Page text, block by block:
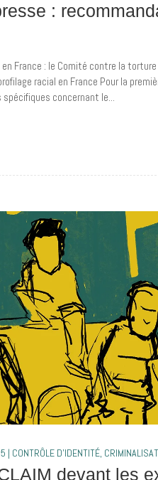
:
France : le Comité contre la
racial en France Pour la
concernant le...
| CONTRÔLE D'IDENTITÉ,
devant les